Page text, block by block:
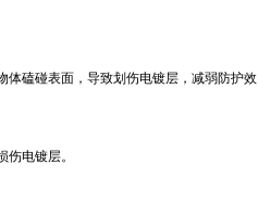
磕碰表面，导致划伤电镀层，减弱防护效
电镀层。